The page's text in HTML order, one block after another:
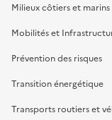
Milieux côtiers et marins
Mobilités et
Prévention des risques
Transition énergétique
Transports routiers et